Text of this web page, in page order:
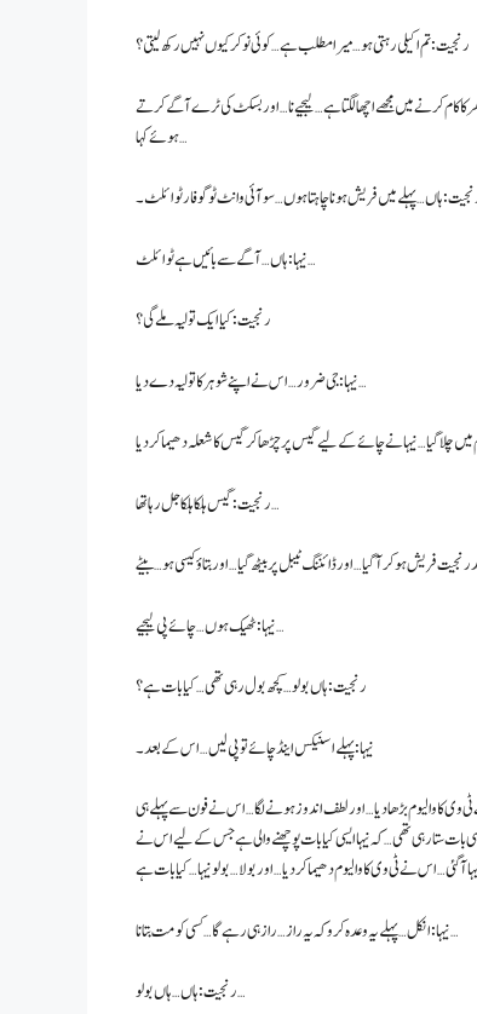
رنجیت: تم اکیلی رہتی ہو… میرا مطلب ہے… کوئی نوکر کیوں نہیں رکھ لیتی؟
کا کام کرنے میں مجھے اچھا لگتا ہے… لیجیے نا… اور بسکٹ کی ٹرے آگے کرتے
ہوئے کہا…
ہاں… پہلے میں فریش ہونا چاہتا ہوں… سو آئی وانٹ ٹو گو فار ٹوائلٹ۔
نیہا: ہاں… آگے سے بائیں ہے ٹوائلٹ…
رنجیت: کیا ایک تولیہ ملے گی؟
نیہا: جی ضرور… اس نے اپنے شوہر کا تولیہ دے دیا…
رنجیت: گیس ہلکا ہلکا جل رہا تھا…
نیہا: ٹھیک ہوں… چائے پی لیجیے…
رنجیت: ہاں بولو… کچھ بول رہی تھی… کیا بات ہے؟
نیہا: پہلے اسنیکس اینڈ چائے تو پی لیں… اس کے بعد۔
وی کا والیوم بڑھا دیا… اور لطف اندوز ہونے لگا… اس نے فون سے پہلے ہی
بات ستا رہی تھی… کہ نیہا ایسی کیا بات پوچھنے والی ہے جس کے لیے اس نے
نیہا: انکل… پہلے یہ وعدہ کرو کہ یہ راز… راز ہی رہے گا… کسی کو مت بتانا…
رنجیت: ہاں… ہاں بولو…